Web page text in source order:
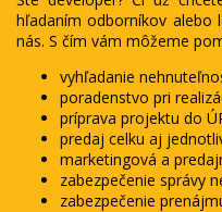
hľadaním odborníkov
nás. S čím vám môžeme
vyhľadanie
poradenstvo pri
príprava projektu do
predaj celku aj
marketingová a
zabezpečenie správy
zabezpečenie